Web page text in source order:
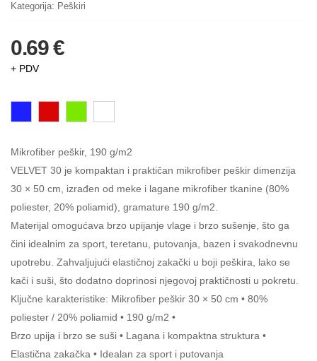
Kategorija: Peškiri
0.69 €
+ PDV
Mikrofiber peškir, 190 g/m2
VELVET 30 je kompaktan i praktičan mikrofiber peškir dimenzija
30 × 50 cm, izrađen od meke i lagane mikrofiber tkanine (80%
poliester, 20% poliamid), gramature 190 g/m2.
Materijal omogućava brzo upijanje vlage i brzo sušenje, što ga
čini idealnim za sport, teretanu, putovanja, bazen i svakodnevnu
upotrebu. Zahvaljujući elastičnoj zakački u boji peškira, lako se
kači i suši, što dodatno doprinosi njegovoj praktičnosti u pokretu.
Ključne karakteristike: Mikrofiber peškir 30 × 50 cm • 80%
poliester / 20% poliamid • 190 g/m2 •
Brzo upija i brzo se suši • Lagana i kompaktna struktura •
Elastična zakačka • Idealan za sport i putovanja